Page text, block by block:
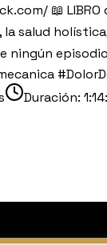
📖 LIBRO
la salud
ningún
Duración: